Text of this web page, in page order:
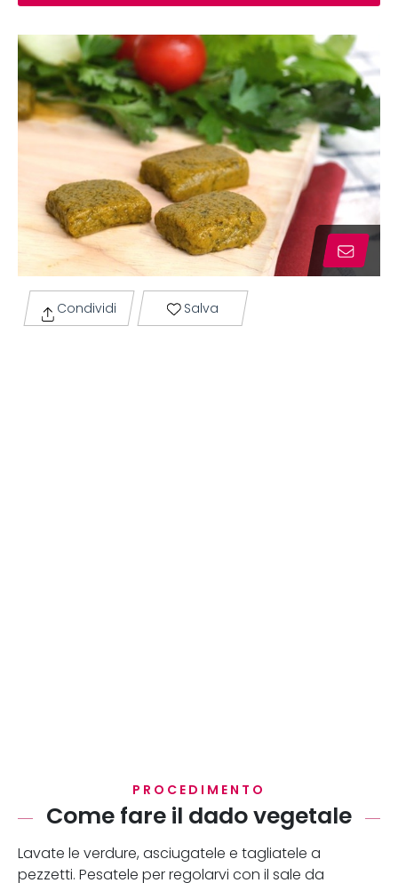
Condividi Salva
PROCEDIMENTO
Come fare il dado vegetale
Lavate le verdure, asciugatele e tagliatele a
pezzetti. Pesatele per regolarvi con il sale da